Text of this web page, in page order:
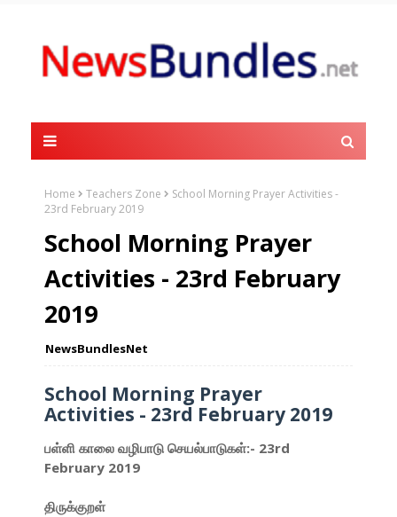
Home Teachers Zone
School Morning Prayer Activities -
23rd February 2019
School Morning Prayer
Activities - 23rd February
2019
NewsBundlesNet
School Morning Prayer
Activities - 23rd February 2019
பள்ளி காலை வழிபாடு செயல்பாடுகள்:- 23rd
February 2019
திருக்குறள்